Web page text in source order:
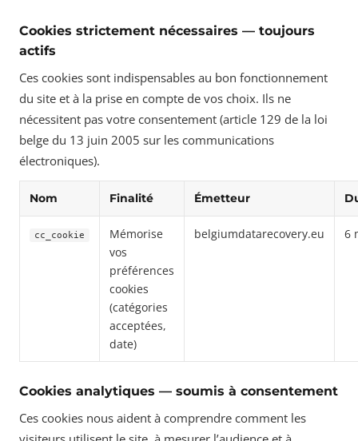
Cookies strictement nécessaires — toujours
actifs
Ces cookies sont indispensables au bon fonctionnement
du site et à la prise en compte de vos choix. Ils ne
nécessitent pas votre consentement (article 129 de la loi
belge du 13 juin 2005 sur les communications
électroniques).
Nom Finalité Émetteur
cc_cookie
Mémorise
vos
préférences
cookies
(catégories
acceptées,
date)
belgiumdatarecovery.eu 6
Cookies analytiques — soumis à consentement
Ces cookies nous aident à comprendre comment les